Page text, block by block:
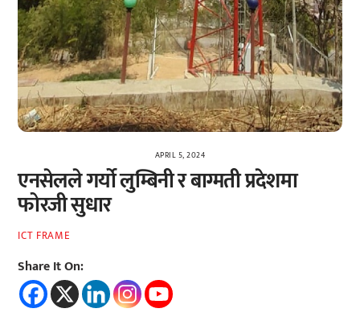
APRIL 5, 2024
एनसेलले गर्यो लुम्बिनी र बाग्मती प्रदेशमा
फोरजी सुधार
ICT FRAME
Share It On: